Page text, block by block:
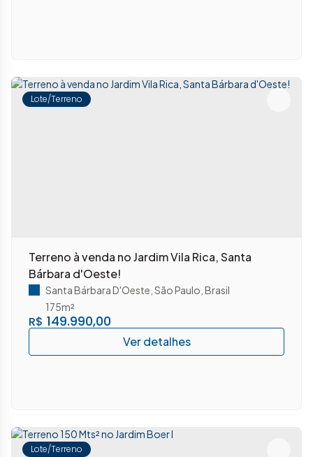
Lote/Terreno
Terreno à venda no Jardim Vila Rica, Santa
Bárbara d'Oeste!
R$ 149.990,00
Santa Bárbara D'Oeste São Paulo Brasil
175m²
Lote/Terreno